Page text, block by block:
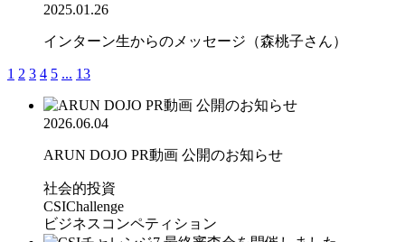
2025.01.26
インターン生からのメッセージ（森桃子さん）
1 2 3 4 5 ... 13
2026.06.04
ARUN DOJO PR動画 公開のお知らせ
社会的投資
CSIChallenge
ビジネスコンペティション